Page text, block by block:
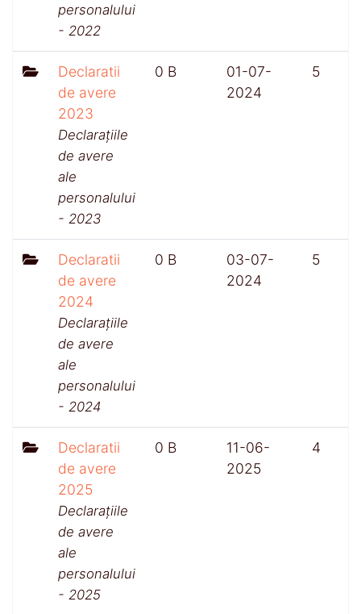
personalului
- 2022
Declaratii
de avere
2023
Declarațiile
de avere
ale
personalului
- 2023
0 B
01-07-
2024
5
Declaratii
de avere
2024
Declarațiile
de avere
ale
personalului
- 2024
0 B
03-07-
2024
5
Declaratii
de avere
2025
Declarațiile
de avere
ale
personalului
- 2025
0 B
11-06-
2025
4